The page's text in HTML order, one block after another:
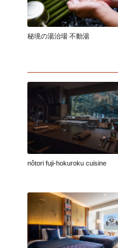
秘境の湯治場 不動湯
nôtori fuji-hokuroku cuisine